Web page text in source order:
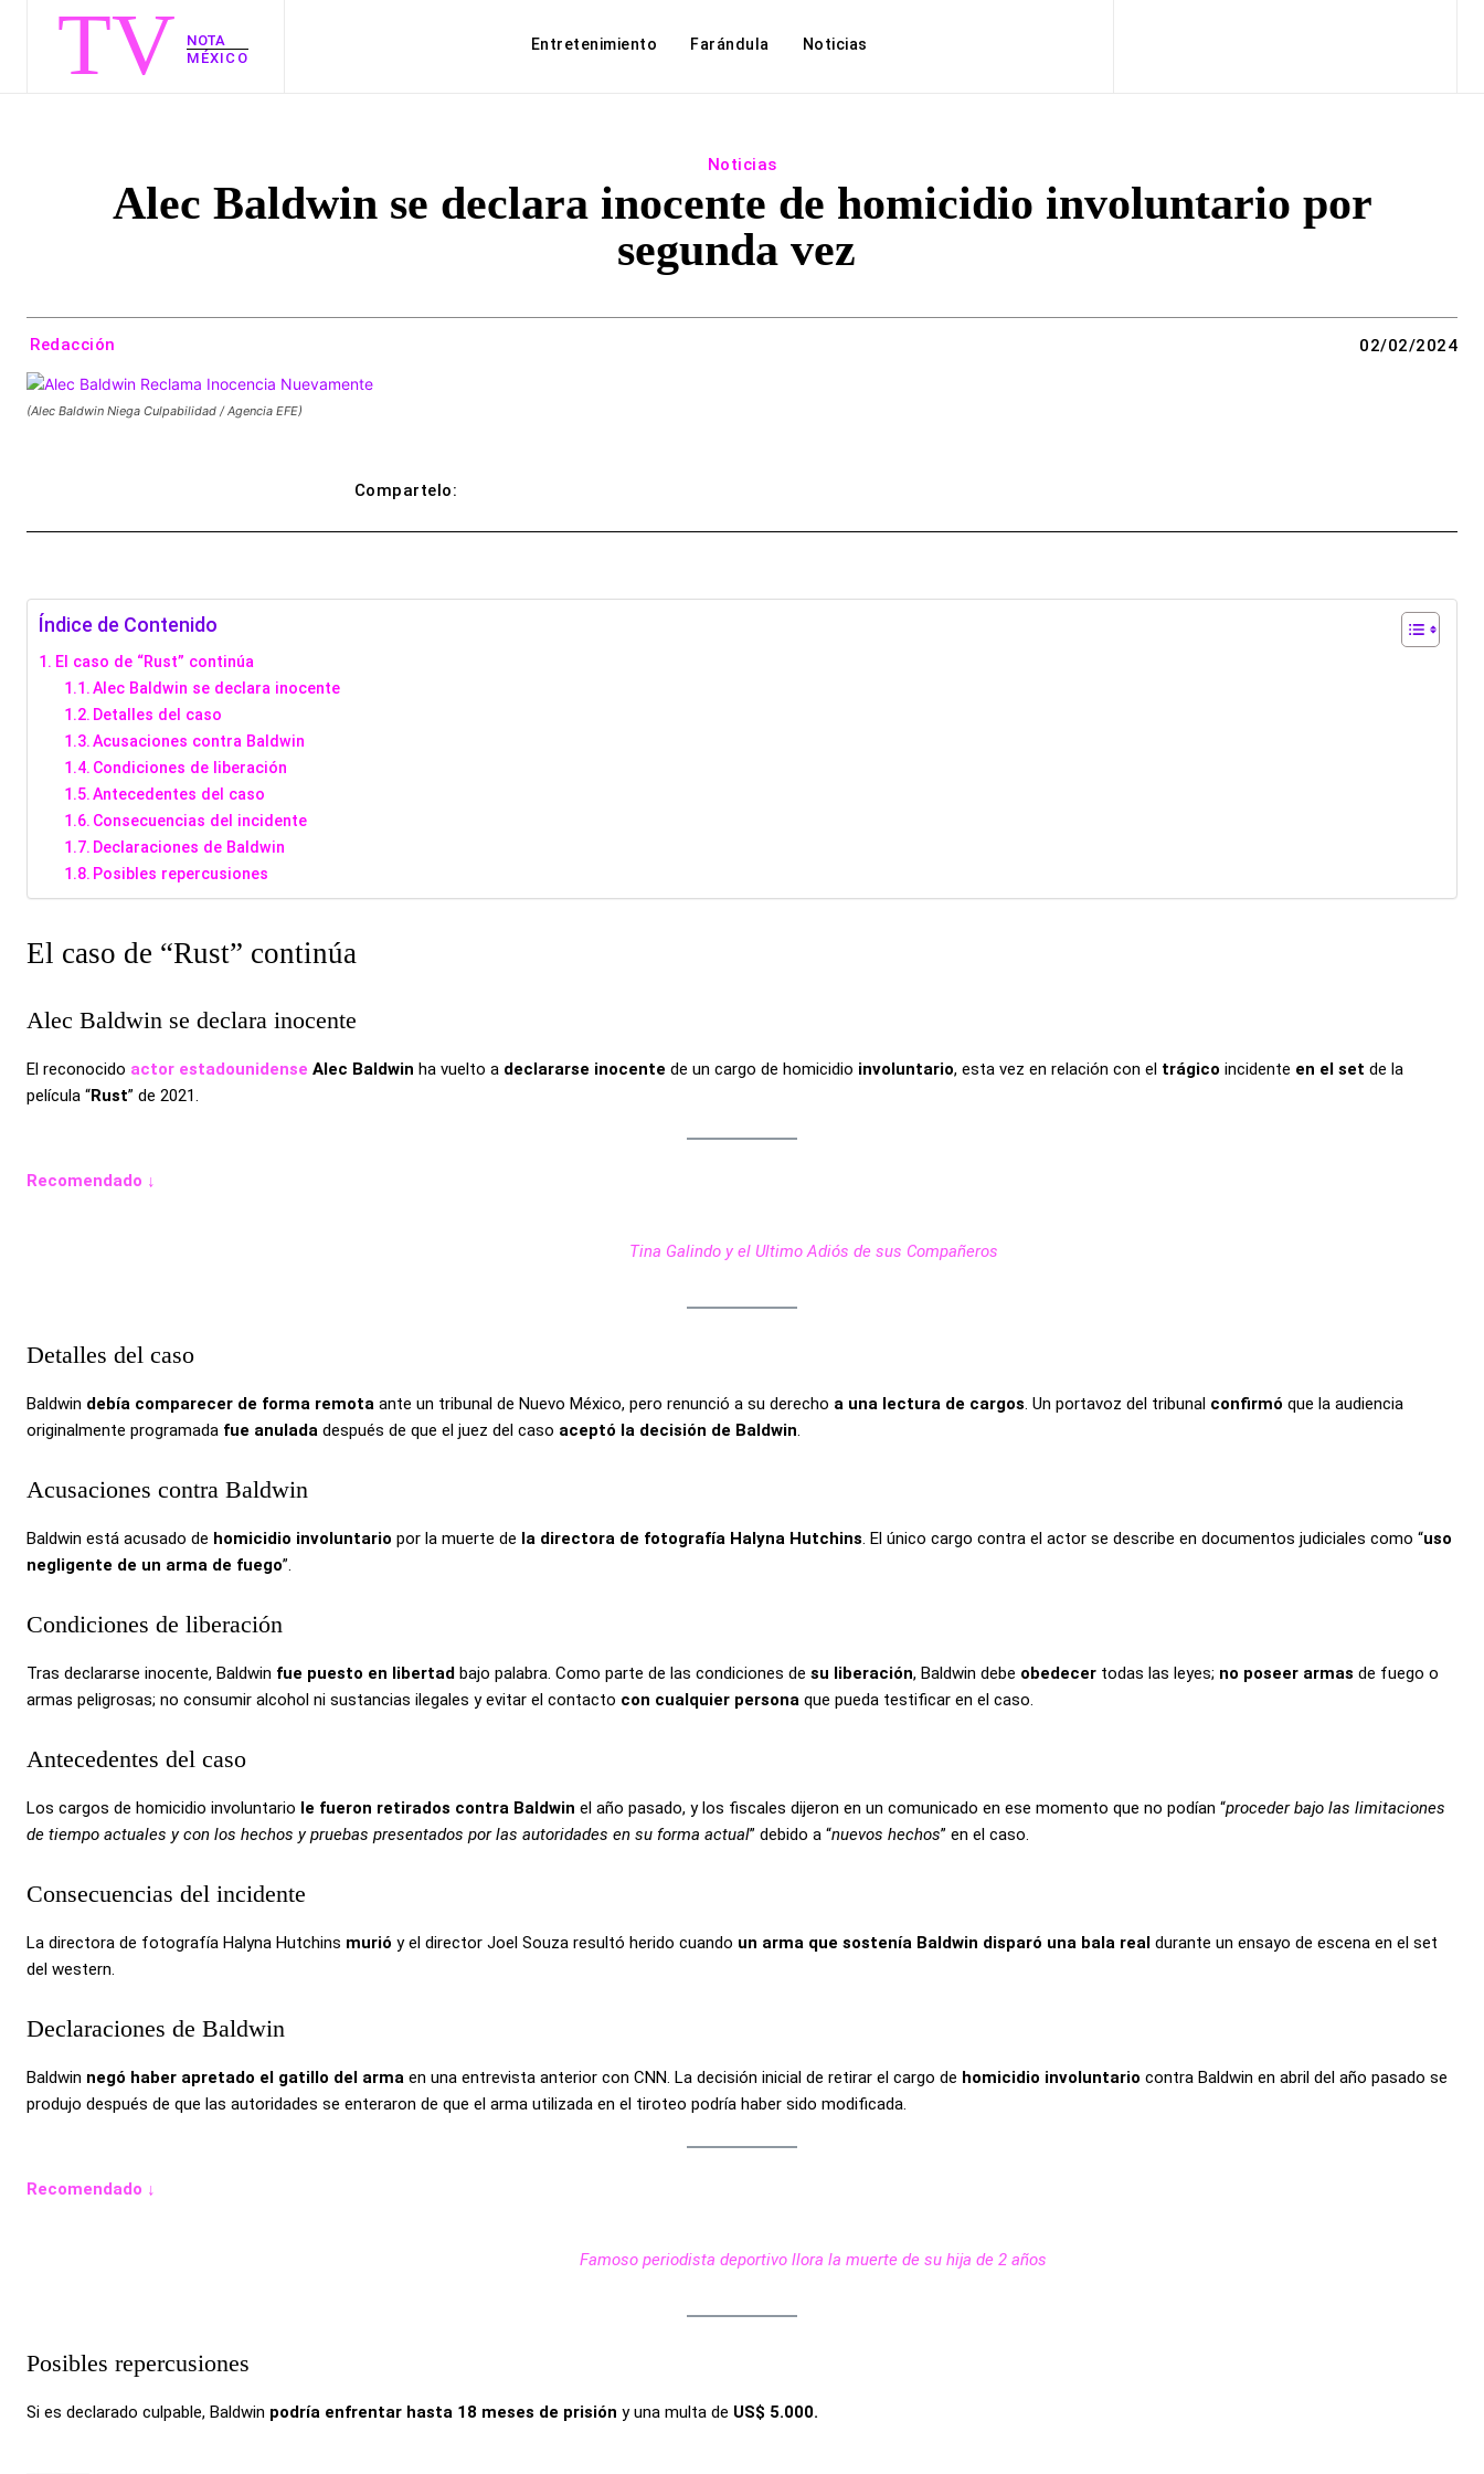
TV
NOTA
MÉXICO
Entretenimiento Farándula Noticias
Noticias
Alec Baldwin se declara inocente de homicidio involuntario por
segunda vez
Redacción 02/02/2024
(Alec Baldwin Niega Culpabilidad / Agencia EFE)
Compartelo:
Índice de Contenido
El caso de “Rust” continúa
Alec Baldwin se declara inocente
Detalles del caso
Acusaciones contra Baldwin
Condiciones de liberación
Antecedentes del caso
Consecuencias del incidente
Declaraciones de Baldwin
Posibles repercusiones
El caso de “Rust” continúa
Alec Baldwin se declara inocente
El reconocido actor estadounidense Alec Baldwin ha vuelto a declararse inocente de un cargo de homicidio involuntario, esta vez en relación con el trágico incidente en el set de la
película “Rust” de 2021.
Recomendado ↓
Tina Galindo y el Ultimo Adiós de sus Compañeros
Detalles del caso
Baldwin debía comparecer de forma remota ante un tribunal de Nuevo México, pero renunció a su derecho a una lectura de cargos. Un portavoz del tribunal confirmó que la audiencia
originalmente programada fue anulada después de que el juez del caso aceptó la decisión de Baldwin.
Acusaciones contra Baldwin
Baldwin está acusado de homicidio involuntario por la muerte de la directora de fotografía Halyna Hutchins. El único cargo contra el actor se describe en documentos judiciales como “uso
negligente de un arma de fuego”.
Condiciones de liberación
Tras declararse inocente, Baldwin fue puesto en libertad bajo palabra. Como parte de las condiciones de su liberación, Baldwin debe obedecer todas las leyes; no poseer armas de fuego o
armas peligrosas; no consumir alcohol ni sustancias ilegales y evitar el contacto con cualquier persona que pueda testificar en el caso.
Antecedentes del caso
Los cargos de homicidio involuntario le fueron retirados contra Baldwin el año pasado, y los fiscales dijeron en un comunicado en ese momento que no podían “proceder bajo las limitaciones
de tiempo actuales y con los hechos y pruebas presentados por las autoridades en su forma actual” debido a “nuevos hechos” en el caso.
Consecuencias del incidente
La directora de fotografía Halyna Hutchins murió y el director Joel Souza resultó herido cuando un arma que sostenía Baldwin disparó una bala real durante un ensayo de escena en el set
del western.
Declaraciones de Baldwin
Baldwin negó haber apretado el gatillo del arma en una entrevista anterior con CNN. La decisión inicial de retirar el cargo de homicidio involuntario contra Baldwin en abril del año pasado se
produjo después de que las autoridades se enteraron de que el arma utilizada en el tiroteo podría haber sido modificada.
Recomendado ↓
Famoso periodista deportivo llora la muerte de su hija de 2 años
Posibles repercusiones
Si es declarado culpable, Baldwin podría enfrentar hasta 18 meses de prisión y una multa de US$ 5.000.